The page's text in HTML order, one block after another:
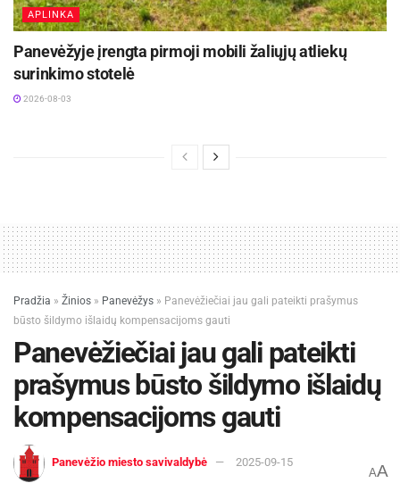
APLINKA
Panevėžyje įrengta pirmoji mobili žaliųjų atliekų
surinkimo stotelė
2026-08-03
Pradžia » Žinios » Panevėžys » Panevėžiečiai jau gali pateikti prašymus
būsto šildymo išlaidų kompensacijoms gauti
Panevėžiečiai jau gali pateikti
prašymus būsto šildymo išlaidų
kompensacijoms gauti
Panevėžio miesto savivaldybė 2025-09-15
AA